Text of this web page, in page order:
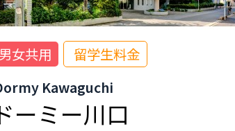
女共用
留学生料金
Kawaguchi
ーミー川口